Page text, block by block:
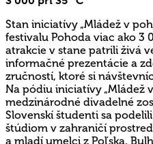
Stan iniciatívy „Mládež v
festivalu Pohoda viac ako 3
atrakcie v stane patrili živá
informačné prezentácie a
zručností, ktoré si
Na pódiu iniciatívy „Mládež
medzinárodné divadelné
Slovenskí študenti sa
štúdiom v zahraničí
a mladí umelci z Poľska,